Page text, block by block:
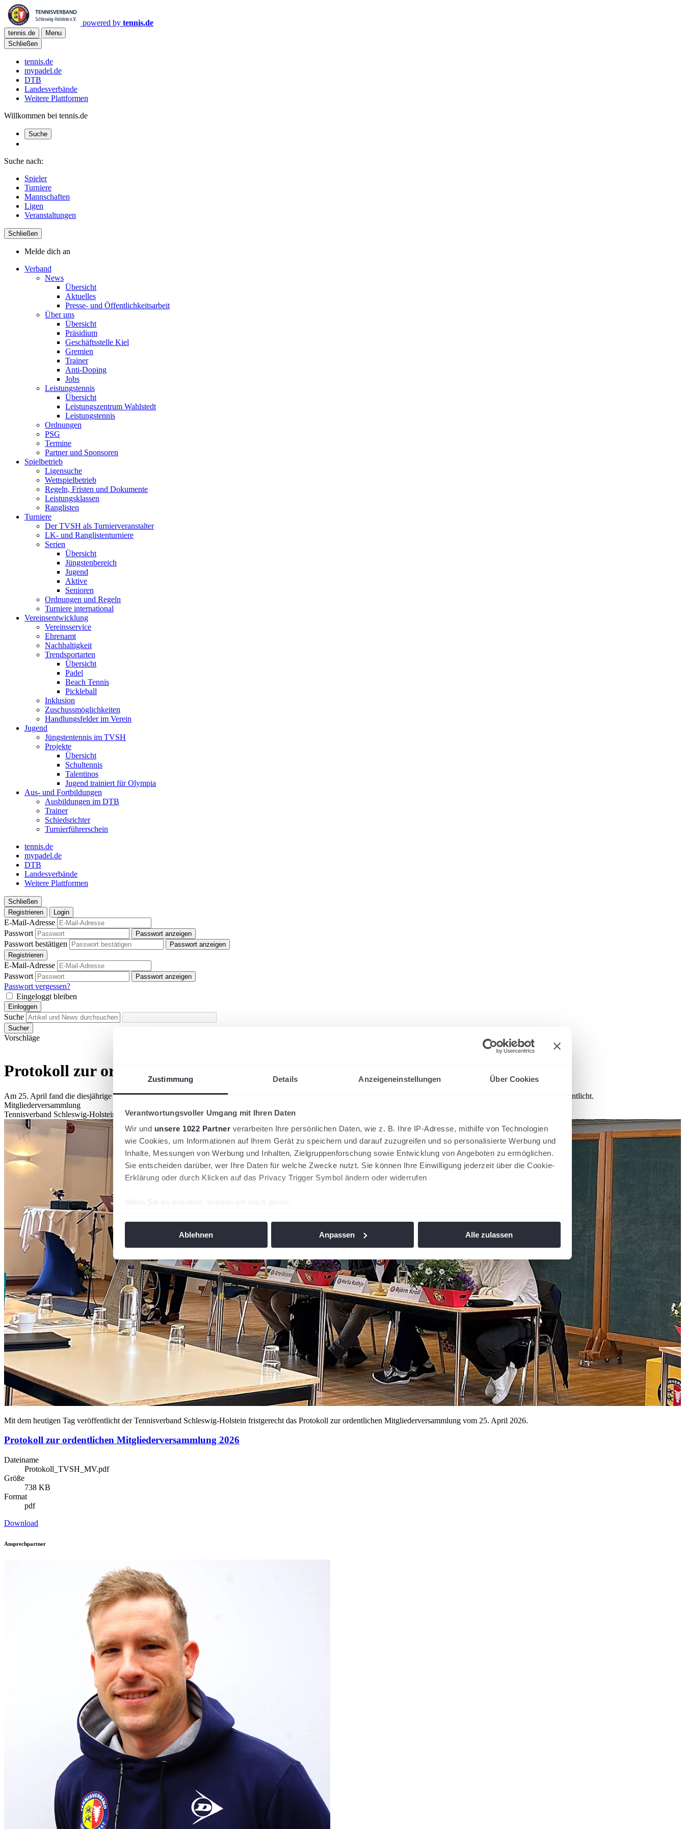
Zustimmung Details Anzeigeneinstellungen Über Cookies
Verantwortungsvoller Umgang mit Ihren Daten
Wir und unsere 1022 Partner verarbeiten Ihre persönlichen Daten, wie z. B. Ihre IP-Adresse, mithilfe von Technologien
wie Cookies, um Informationen auf Ihrem Gerät zu speichern und darauf zuzugreifen und so personalisierte Werbung und
Inhalte, Messungen von Werbung und Inhalten, Zielgruppenforschung sowie Entwicklung von Angeboten zu ermöglichen.
Sie entscheiden darüber, wer Ihre Daten für welche Zwecke nutzt. Sie können Ihre Einwilligung jederzeit über die Cookie-
Erklärung oder durch Klicken auf das Privacy Trigger Symbol ändern oder widerrufen
Wenn Sie es erlauben, würden wir auch gerne:
Wir verwenden Cookies, um Inhalte und Anzeigen zu personalisieren, Funktionen für soziale Medien anbieten zu können
und die Zugriffe auf unsere Website zu analysieren. Außerdem geben wir Informationen zu Ihrer Verwendung unserer
Website an unsere Partner für soziale Medien, Werbung und Analysen weiter. Unsere Partner führen diese Informationen
möglicherweise mit weiteren Daten zusammen, die Sie ihnen bereitgestellt haben oder die sie im Rahmen Ihrer Nutzung
der Dienste gesammelt haben. DieCookie-Einstellungenkönnen jederzeit über den Link im Footer aufgerufen und
angepasst werden.
Ablehnen Anpassen Alle zulassen
powered by tennis.de
tennis.de
Menu
Schließen
tennis.de
mypadel.de
DTB
Landesverbände
Weitere Plattformen
Willkommen bei tennis.de
Suche
Suche nach:
Spieler
Turniere
Mannschaften
Ligen
Veranstaltungen
Schließen
Melde dich an
Verband
News
Übersicht
Aktuelles
Presse- und Öffentlichkeitsarbeit
Über uns
Übersicht
Präsidium
Geschäftsstelle Kiel
Gremien
Trainer
Anti-Doping
Jobs
Leistungstennis
Übersicht
Leistungszentrum Wahlstedt
Leistungstennis
Ordnungen
PSG
Termine
Partner und Sponsoren
Spielbetrieb
Ligensuche
Wettspielbetrieb
Regeln, Fristen und Dokumente
Leistungsklassen
Ranglisten
Turniere
Der TVSH als Turnierveranstalter
LK- und Ranglistenturniere
Serien
Übersicht
Jüngstenbereich
Jugend
Aktive
Senioren
Ordnungen und Regeln
Turniere international
Vereinsentwicklung
Vereinsservice
Ehrenamt
Nachhaltigkeit
Trendsportarten
Übersicht
Padel
Beach Tennis
Pickleball
Inklusion
Zuschussmöglichkeiten
Handlungsfelder im Verein
Jugend
Jüngstentennis im TVSH
Projekte
Übersicht
Schultennis
Talentinos
Jugend trainiert für Olympia
Aus- und Fortbildungen
Ausbildungen im DTB
Trainer
Schiedsrichter
Turnierführerschein
tennis.de
mypadel.de
DTB
Landesverbände
Weitere Plattformen
Schließen
Registrieren
Login
E-Mail-Adresse
Passwort
Passwort anzeigen
Passwort bestätigen
Passwort anzeigen
Registrieren
E-Mail-Adresse
Passwort
Passwort anzeigen
Passwort vergessen?
Eingeloggt bleiben
Einloggen
Suche
Sucher
Vorschläge
Protokoll zur ordentlichen Mitgliederversammlung 2026
Am 25. April fand die diesjährige ordentliche Mitgliederversammlung vom Tennisverband Schleswig-Holstein statt. Mit dem heutigen Tag wird das Protokoll fristgerecht veröffentlicht.
Mitgliederversammlung
Tennisverband Schleswig-Holstein
Mit dem heutigen Tag veröffentlicht der Tennisverband Schleswig-Holstein fristgerecht das Protokoll zur ordentlichen Mitgliederversammlung vom 25. April 2026.
Protokoll zur ordentlichen Mitgliederversammlung 2026
Dateiname
Protokoll_TVSH_MV.pdf
Größe
738 KB
Format
pdf
Download
Ansprechpartner